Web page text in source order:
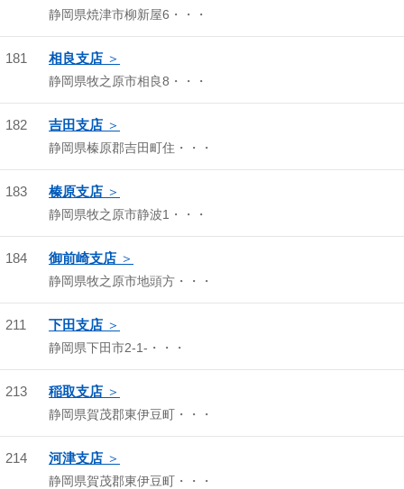
静岡県焼津市柳新屋6・・・
181 相良支店
静岡県牧之原市相良8・・・
182 吉田支店
静岡県榛原郡吉田町住・・・
183 榛原支店
静岡県牧之原市静波1・・・
184 御前崎支店
静岡県牧之原市地頭方・・・
211 下田支店
静岡県下田市2-1-・・・
213 稲取支店
静岡県賀茂郡東伊豆町・・・
214 河津支店
静岡県賀茂郡東伊豆町・・・